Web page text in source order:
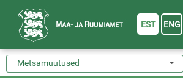
Metsamuutused
EST ENG